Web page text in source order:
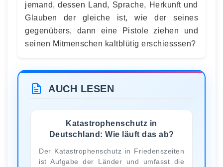
jemand, dessen Land, Sprache, Herkunft und
Glauben der gleiche ist, wie der seines
gegenübers, dann eine Pistole ziehen und
seinen Mitmenschen kaltblütig erschiesssen?
AUCH LESEN
Katastrophenschutz in
Deutschland: Wie läuft das ab?
Der Katastrophenschutz in Friedenszeiten
ist Aufgabe der Länder und umfasst die